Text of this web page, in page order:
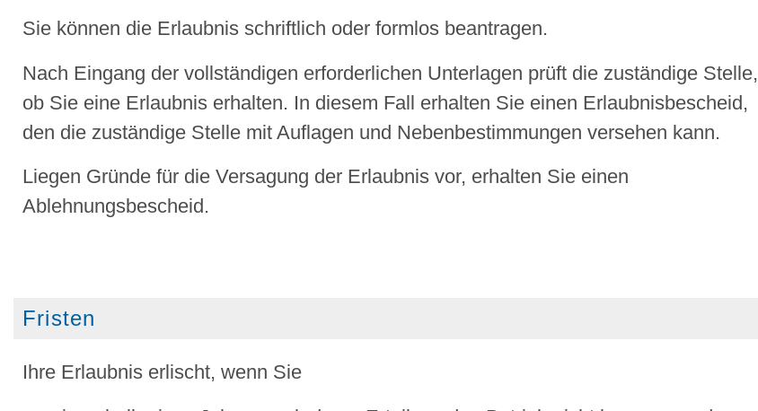
Sie können die Erlaubnis schriftlich oder formlos beantragen.
Nach Eingang der vollständigen erforderlichen Unterlagen prüft die zuständige Stelle,
ob Sie eine Erlaubnis erhalten. In diesem Fall erhalten Sie einen Erlaubnisbescheid,
den die zuständige Stelle mit Auflagen und Nebenbestimmungen versehen kann.
Liegen Gründe für die Versagung der Erlaubnis vor, erhalten Sie einen
Ablehnungsbescheid.
Fristen
Ihre Erlaubnis erlischt, wenn Sie